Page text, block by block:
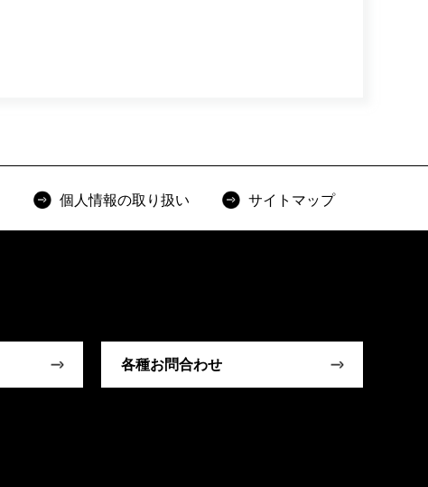
個人情報の取り扱い サイトマップ
各種お問合わせ